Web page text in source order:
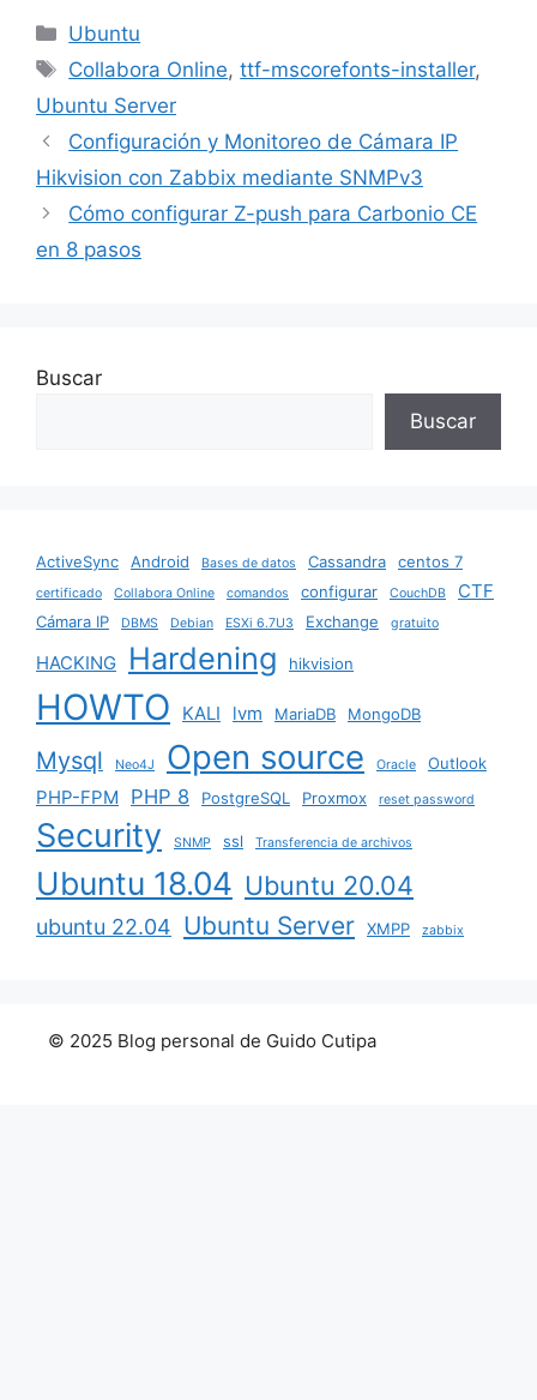
c
e
b
o
o
k
ai
l
s
A
p
p
bl e
n
e
Categories
Ubuntu
Tags
Collabora Online,ttf-mscorefonts-installer,
Ubuntu Server
Configuración y Monitoreo de Cámara IP
Hikvision con Zabbix mediante SNMPv3
Cómo configurar Z-push para Carbonio CE
en 8 pasos
Buscar
Buscar
ActiveSync Android Bases de datos Cassandra centos 7
certificado Collabora Online comandos configurar CouchDB CTF
Cámara IP DBMS Debian ESXi 6.7U3 Exchange gratuito
HACKING Hardening hikvision
HOWTO KALI lvm MariaDB MongoDB
Mysql Neo4J Open source Oracle Outlook
PHP-FPM PHP 8 PostgreSQL Proxmox reset password
Security SNMP ssl Transferencia de archivos
Ubuntu 18.04 Ubuntu 20.04
ubuntu 22.04 Ubuntu Server XMPP zabbix